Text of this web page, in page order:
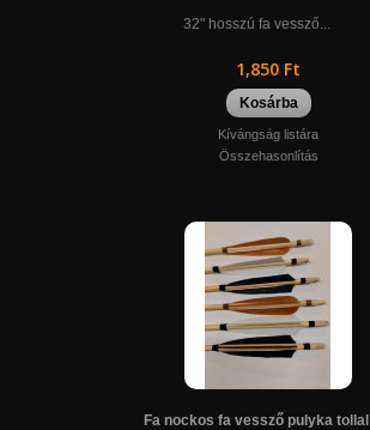
32" hosszú fa vessző...
1,850 Ft
Kosárba
Kívángság listára
Összehasonlítás
Fa nockos fa vessző pulyka tollal